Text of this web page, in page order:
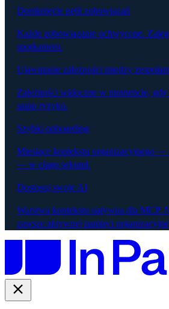
Domknięcie pętli zobowiązań
Każde zobowiązanie uchwycone.
spotkaniem.
Ujawnianie zależności między
Zależności widoczne w momencie,
samo ryzyko.
Szybki onboarding
Miesiące kontekstu organizacyjnego —
— w ciągu sekund.
Dostosuj swoje AI
Warstwa kontekstu natywna dla MCP.
zawsze aktywnej pamięci